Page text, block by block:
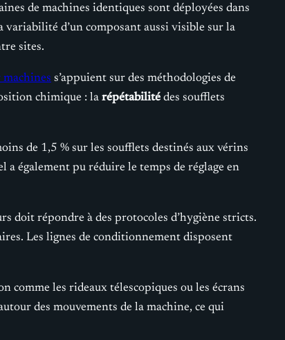
de machines identiques sont déployées dans
variabilité d’un composant aussi visible sur la
sites.
s’appuient sur des méthodologies de
chimique : la répétabilité des soufflets
de 1,5 % sur les soufflets destinés aux vérins
a également pu réduire le temps de réglage en
doit répondre à des protocoles d’hygiène stricts.
Les lignes de conditionnement disposent
comme les rideaux télescopiques ou les écrans
des mouvements de la machine, ce qui